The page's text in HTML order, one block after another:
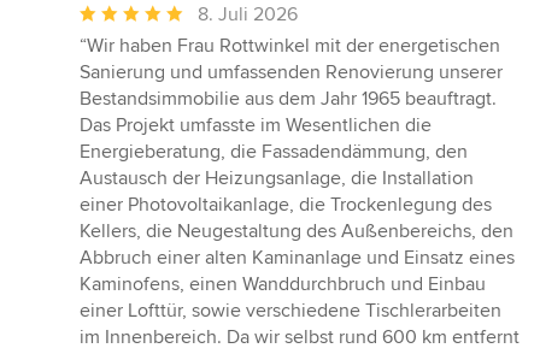
Durchschnittliche
Bewertung:
5
von
5
Sternen
8. Juli 2026
“Wir haben Frau Rottwinkel mit der energetischen
Sanierung und umfassenden Renovierung unserer
Bestandsimmobilie aus dem Jahr 1965 beauftragt.
Das Projekt umfasste im Wesentlichen die
Energieberatung, die Fassadendämmung, den
Austausch der Heizungsanlage, die Installation
einer Photovoltaikanlage, die Trockenlegung des
Kellers, die Neugestaltung des Außenbereichs, den
Abbruch einer alten Kaminanlage und Einsatz eines
Kaminofens, einen Wanddurchbruch und Einbau
einer Lofttür, sowie verschiedene Tischlerarbeiten
im Innenbereich. Da wir selbst rund 600 km entfernt